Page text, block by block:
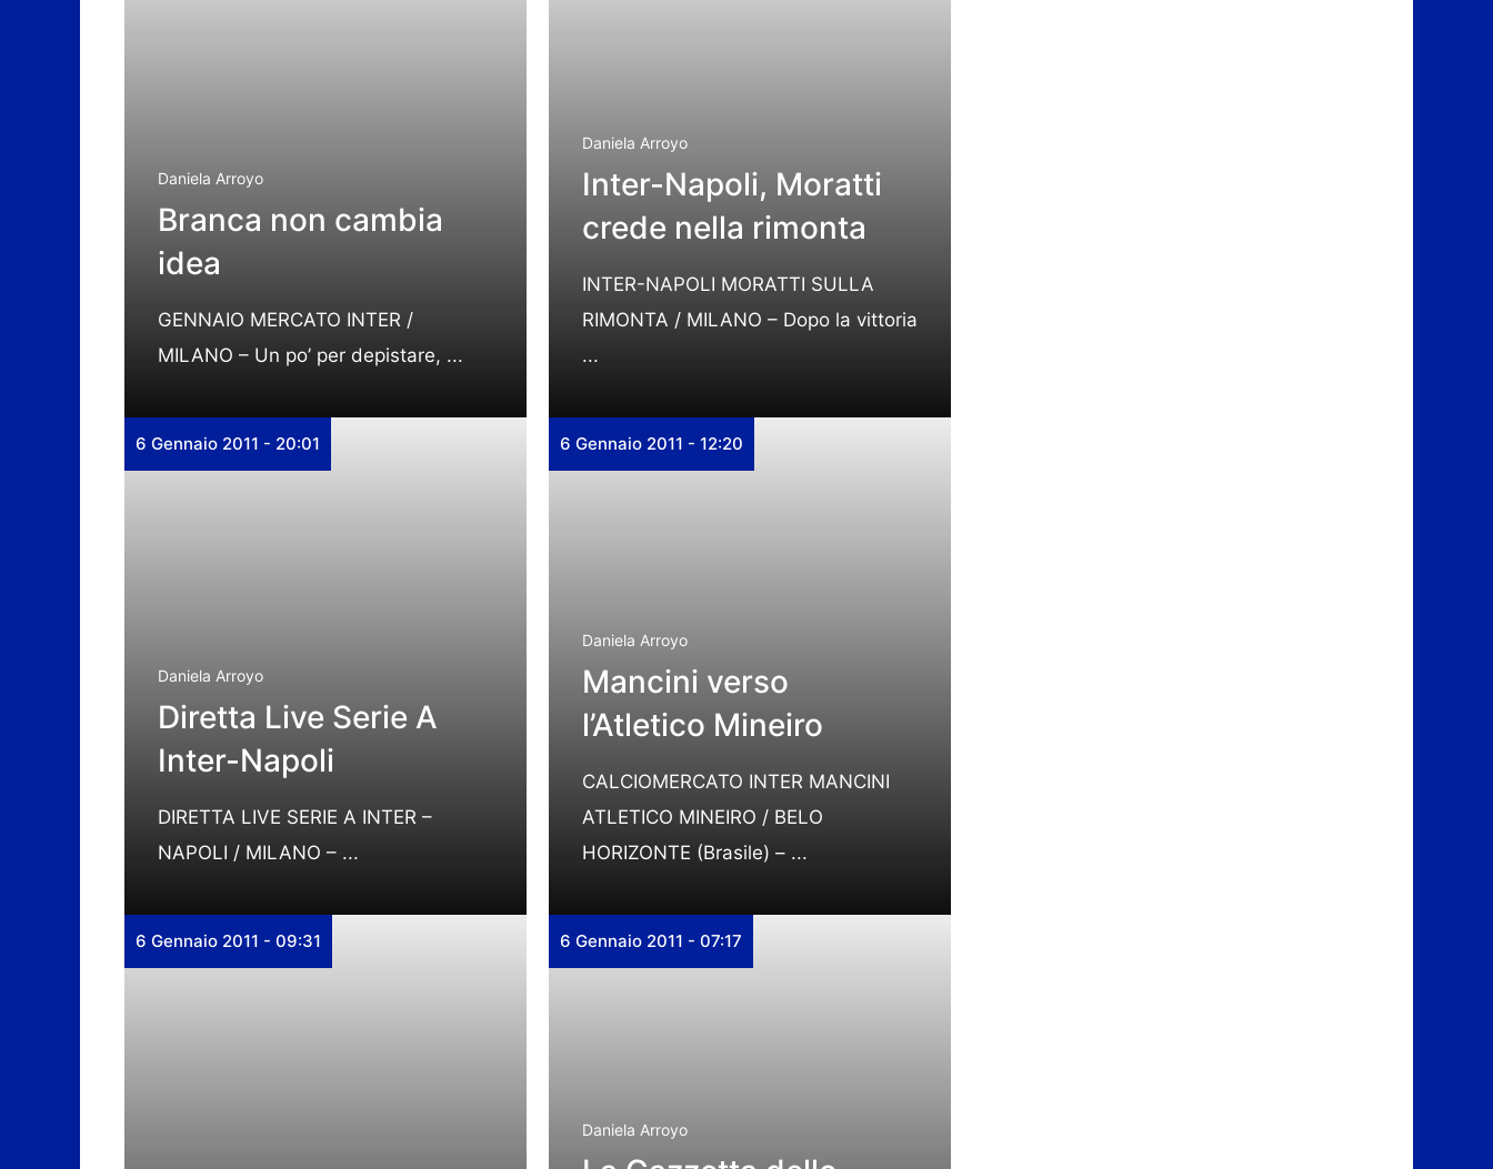
Daniela Arroyo
Branca non cambia
idea
GENNAIO MERCATO INTER /
MILANO – Un po’ per depistare, ...
Daniela Arroyo
Inter-Napoli, Moratti
crede nella rimonta
INTER-NAPOLI MORATTI SULLA
RIMONTA / MILANO – Dopo la vittoria
...
6 Gennaio 2011 - 20:01
Daniela Arroyo
Diretta Live Serie A
Inter-Napoli
DIRETTA LIVE SERIE A INTER –
NAPOLI / MILANO – ...
6 Gennaio 2011 - 12:20
Daniela Arroyo
Mancini verso
l’Atletico Mineiro
CALCIOMERCATO INTER MANCINI
ATLETICO MINEIRO / BELO
HORIZONTE (Brasile) – ...
6 Gennaio 2011 - 09:31 6 Gennaio 2011 - 07:17
Daniela Arroyo